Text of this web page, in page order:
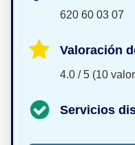
620 60 03 07
Valoración
4.0 / 5 (10
Servicios